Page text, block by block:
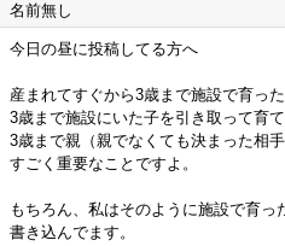
名前無し
今日の昼に投稿してる方へ
産まれてすぐから3歳まで施設で育っ
3歳まで施設にいた子を引き取って育
3歳まで親（親でなくても決まった相
すごく重要なことですよ。
もちろん、私はそのように施設で育っ
書き込んでます。